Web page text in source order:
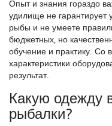
Опыт и знания гораздо
удилище не гарантирует
рыбы и не умеете
бюджетных, но
обучение и практику.
характеристики
результат.
Какую одежду
рыбалки?